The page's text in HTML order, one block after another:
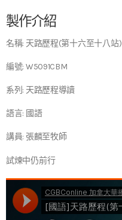
製作介紹
名稱: 天路歷程(第十六至十八站)
編號: W5091CBM
系列: 天路歷程導讀
語言: 國語
講員: 張麟至牧師
試煉中仍前行